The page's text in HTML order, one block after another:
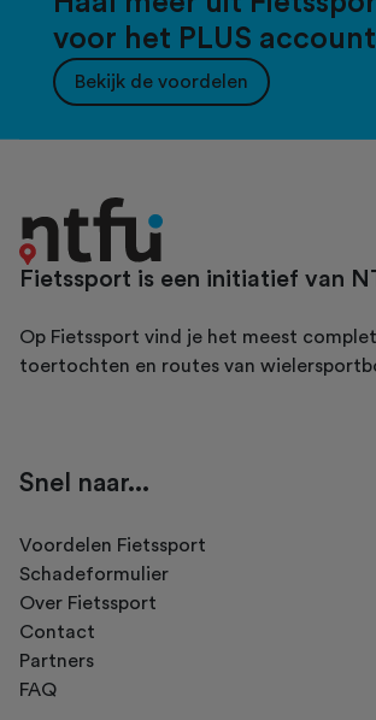
voor het PLUS
Bekijk de voordelen
Fietssport is een initiatief van
Op Fietssport vind je het meest
toertochten en routes van
Snel naar...
Voordelen Fietssport
Schadeformulier
Over Fietssport
Contact
Partners
FAQ